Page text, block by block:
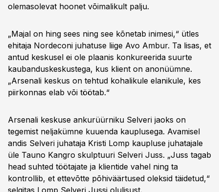
olemasolevat hoonet võimalikult palju.
„Majal on hing sees ning see kõnetab inimesi,“ ütles
ehitaja Nordeconi juhatuse liige Avo Ambur. Ta lisas, et
antud keskusel ei ole plaanis konkureerida suurte
kaubanduskeskustega, kus klient on anonüümne.
„Arsenali keskus on tehtud kohalikule elanikule, kes
piirkonnas elab või töötab.“
Arsenali keskuse ankurüürniku Selveri jaoks on
tegemist neljakümne kuuenda kauplusega. Avamisel
andis Selveri juhataja Kristi Lomp kaupluse juhatajale
üle Tauno Kangro skulptuuri Selveri Juss. „Juss tagab
head suhted töötajate ja klientide vahel ning ta
kontrollib, et ettevõtte põhiväärtused oleksid täidetud,“
selgitas Lomp Selveri Jussi olulisust.